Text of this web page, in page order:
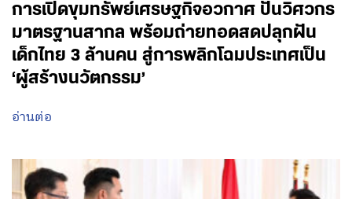
การเปิดขุมทรัพย์เศรษฐกิจอวกาศ ปั้นวิศวกร
มาตรฐานสากล พร้อมถ่ายทอดสดปลุกฝัน
เด็กไทย 3 ล้านคน สู่การพลิกโฉมประเทศเป็น
‘ผู้สร้างนวัตกรรม’
อ่านต่อ